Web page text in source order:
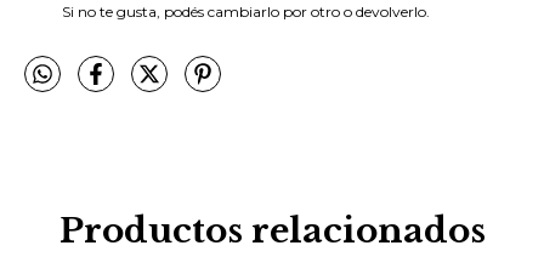
Si no te gusta, podés cambiarlo por otro o devolverlo.
Productos relacionados